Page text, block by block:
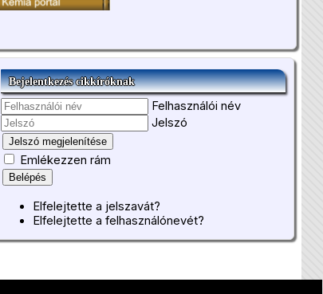
Bejelentkezés cikkíróknak
Felhasználói név
Jelszó
Jelszó megjelenítése
Emlékezzen rám
Belépés
Elfelejtette a jelszavát?
Elfelejtette a felhasználónevét?